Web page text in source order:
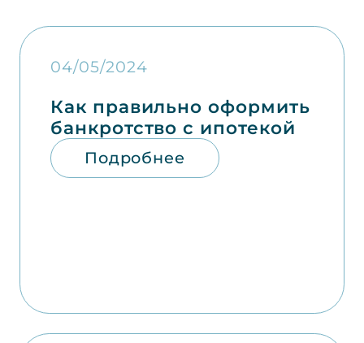
04/05/2024
Как правильно оформить
банкротство с ипотекой
Подробнее